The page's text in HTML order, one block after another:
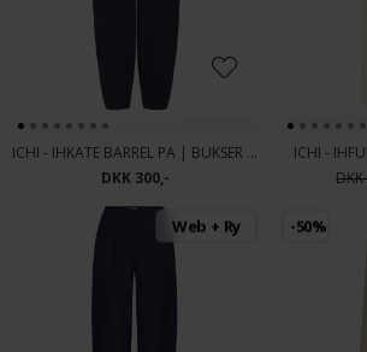
ICHI - IHKATE BARREL PA | BUKSER TOTAL ECLIPSE
DKK 300,-
ICHI -
Web + Ry -50%